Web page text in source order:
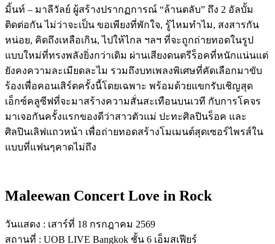
มิ้นท์ – มาลีวัลย์ ผู้สร้างปรากฏการณ์ “ล้านตลับ” ถึง 2 อัลบั้ม
ติดต่อกัน ไม่ว่าจะเป็น ขอเพียงที่พักใจ, รู้ไหมทำไม, สงสารกัน
หน่อย, คิดถึงเหลือเกิน, ไปให้ไกล ฯลฯ ที่จะถูกถ่ายทอดในรูป
แบบใหม่ที่ทรงพลังยิ่งกว่าเดิม ผ่านเสียงดนตรีร็อคที่หนักแน่นแต่
ยังคงความละเมียดละไม รวมถึงบทเพลงพิเศษที่คัดเลือกมาขับ
ร้องเพื่อคอนเสิร์ตครั้งนี้โดยเฉพาะ พร้อมด้วยแขกรับเชิญสุด
เอ็กซ์คลูซีฟที่จะมาสร้างความสั่นสะเทือนบนเวที กับการโคจร
มาเจอกันครั้งแรกของดีว่าสาวตัวแม่ ปะทะศิลปินร็อค และ
ศิลปินเลิฟแถวหน้า เพื่อถ่ายทอดสร้างโมเมนต์สุดเซอร์ไพรส์ใน
แบบที่แฟนๆคาดไม่ถึง
Maleewan Concert Love in Rock
วันแสดง : เสาร์ที่ 18 กรกฎาคม 2569
สถานที่ : UOB LIVE Bangkok ชั้น 6 เอ็มสเฟียร์